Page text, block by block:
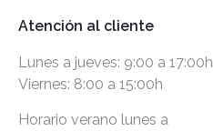
Atención al cliente
Lunes a jueves: 9:00 a 17:00h
Viernes: 8:00 a 15:00h
Horario verano lunes a